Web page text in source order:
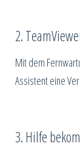
2.
Mit dem
Assistent eine
3. Hilfe